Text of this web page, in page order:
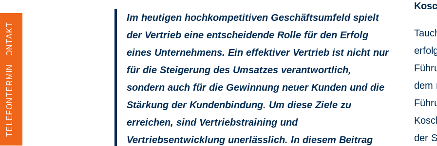
Im heutigen hochkompetitiven Geschäftsumfeld spielt
der Vertrieb eine entscheidende Rolle für den Erfolg
eines Unternehmens. Ein effektiver Vertrieb ist nicht nur
für die Steigerung des Umsatzes verantwortlich,
sondern auch für die Gewinnung neuer Kunden und die
Stärkung der Kundenbindung. Um diese Ziele zu
erreichen, sind Vertriebstraining und
Vertriebsentwicklung unerlässlich. In diesem Beitrag
dem
der
KONTAKT
TELEFONTERMIN